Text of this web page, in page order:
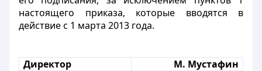
настоящего приказа, которые вводятся в
действие с 1 марта 2013 года.
Директор М. Мустафин